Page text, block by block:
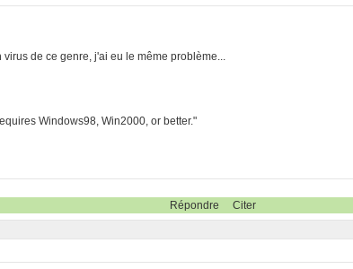
virus de ce genre, j'ai eu le même problème...
Windows98, Win2000, or better."
Répondre Citer